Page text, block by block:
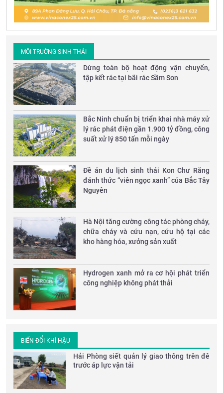
MÔI TRƯỜNG SINH THÁI
Dừng toàn bộ hoạt động vận chuyển,
tập kết rác tại bãi rác Sầm Sơn
Bắc Ninh chuẩn bị triển khai nhà máy xử
lý rác phát điện gần 1.900 tỷ đồng, công
suất xử lý 850 tấn mỗi ngày
Đề án du lịch sinh thái Kon Chư Răng
đánh thức “viên ngọc xanh” của Bắc Tây
Nguyên
Hà Nội tăng cường công tác phòng cháy,
chữa cháy và cứu nạn, cứu hộ tại các
kho hàng hóa, xưởng sản xuất
Hydrogen xanh mở ra cơ hội phát triển
công nghiệp không phát thải
BIẾN ĐỔI KHÍ HẬU
Hải Phòng siết quản lý giao thông trên đê
trước áp lực vận tải